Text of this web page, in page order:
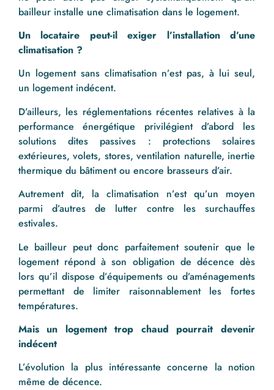
bailleur installe une climatisation dans le logement.
Un locataire peut-il exiger l’installation d’une
climatisation ?
Un logement sans climatisation n’est pas, à lui seul,
un logement indécent.
D’ailleurs, les réglementations récentes relatives à la
performance énergétique privilégient d’abord les
solutions dites passives : protections solaires
extérieures, volets, stores, ventilation naturelle, inertie
thermique du bâtiment ou encore brasseurs d’air.
Autrement dit, la climatisation n’est qu’un moyen
parmi d’autres de lutter contre les surchauffes
estivales.
Le bailleur peut donc parfaitement soutenir que le
logement répond à son obligation de décence dès
lors qu’il dispose d’équipements ou d’aménagements
permettant de limiter raisonnablement les fortes
températures.
Mais un logement trop chaud pourrait devenir
indécent
L’évolution la plus intéressante concerne la notion
même de décence.